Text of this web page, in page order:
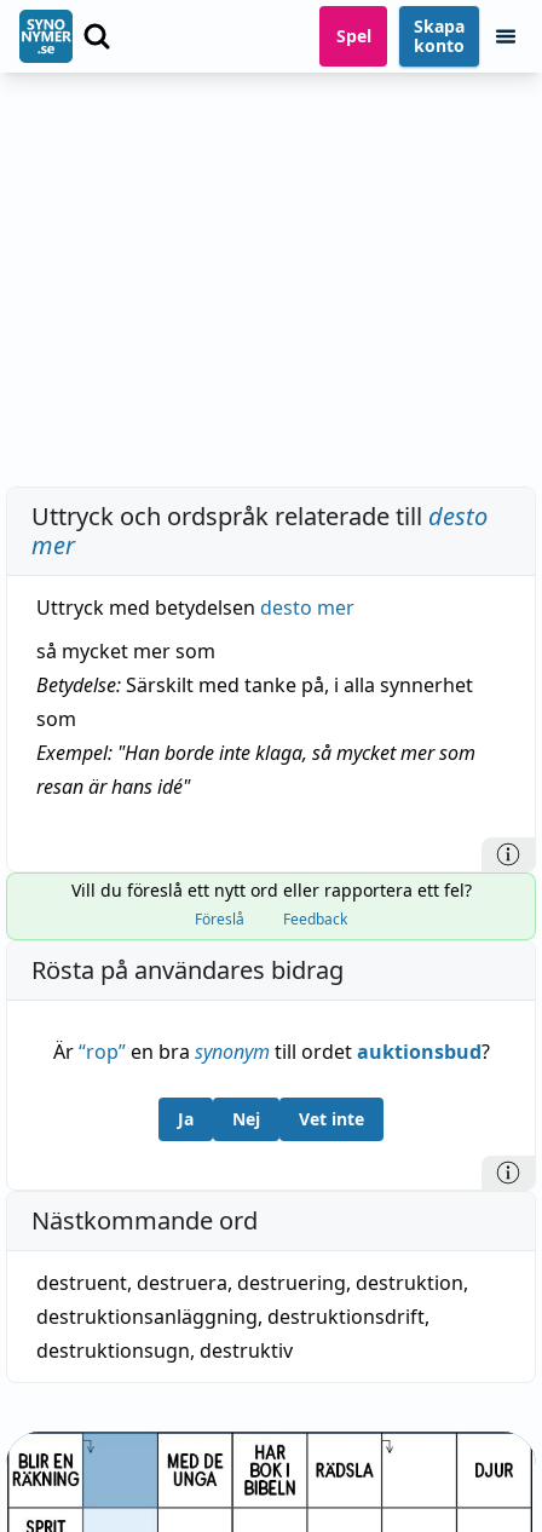
Spel
Skapa
konto
Uttryck och ordspråk relaterade till desto
mer
Uttryck med betydelsen desto mer
så mycket mer som
Betydelse:Särskilt med tanke på, i alla synnerhet
som
Exempel: "Han borde inte klaga, så mycket mer som
resan är hans idé"
Vill du föreslå ett nytt ord eller rapportera ett fel?
Föreslå Feedback
Rösta på användares bidrag
Är“rop”en bra synonym till ordetauktionsbud?
Ja Nej Vet inte
Nästkommande ord
destruent, destruera, destruering, destruktion,
destruktionsanläggning, destruktionsdrift,
destruktionsugn, destruktiv